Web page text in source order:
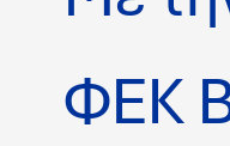
ΦΕΚ